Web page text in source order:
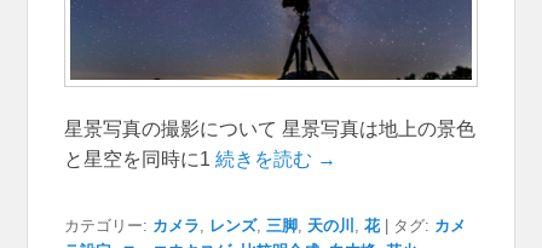
星景写真の撮影について 星景写真は地上の景色
と星空を同時に1続きを読む →
カテゴリー: カメラ, レンズ,三脚, 天の川 ,花 タグ: カメ